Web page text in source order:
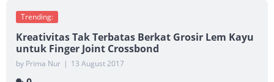
Trending:
Kreativitas Tak Terbatas Berkat Grosir Lem Kayu
untuk Finger Joint Crossbond
by Prima Nur | 13 August 2017